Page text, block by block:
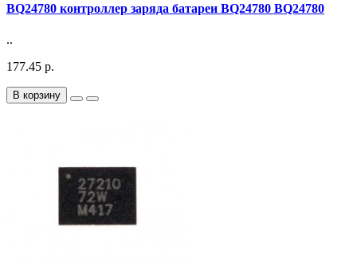
BQ24780 контроллер заряда батареи BQ24780 BQ24780
..
177.45 р.
В корзину